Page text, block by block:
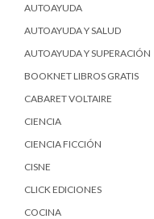
AUTOAYUDA
AUTOAYUDA Y SALUD
AUTOAYUDA Y SUPERACIÓN
BOOKNET LIBROS GRATIS
CABARET VOLTAIRE
CIENCIA
CIENCIA FICCIÓN
CISNE
CLICK EDICIONES
COCINA